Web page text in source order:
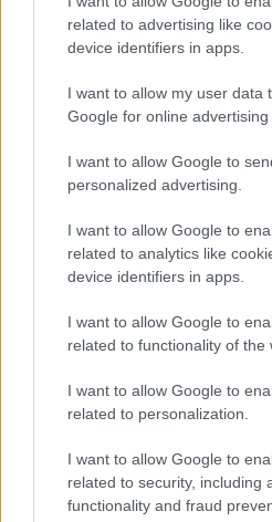
related to advertising like
device identifiers in apps.
I want to allow my user data
Google for online advertising
I want to allow Google to
personalized advertising.
I want to allow Google to
related to analytics like
device identifiers in apps.
I want to allow Google to
related to functionality of the
I want to allow Google to
related to personalization.
I want to allow Google to
related to security, including
functionality and fraud
Caré nem vállalja túl magát
években, hasznos és
operaszínpadainak. A többi
keltették életre. Az északi
volt, elég csak Jenny Lind,
említeni hirtelen. Az utóbbi
kevesebbet hallani róluk.
ugyan Caré könyvelhette el
mégis Emma Vetter volt.
kiegyenlített, remekül
mélyen megélt asszonyi
Vetter Ameliájához
szerep minden rezdülésével
egy olyan asszony drámája,
nem szereti, a királyt nem
Döntésképtelen, inkább
legyen. Amikor leleplezi
összeesküvők előtt, nem
hanem bűnhődni akar.